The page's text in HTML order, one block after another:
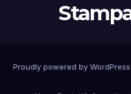
Proudly powered by WordPress